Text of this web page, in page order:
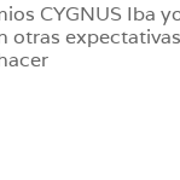
CYGNUS Iba
otras